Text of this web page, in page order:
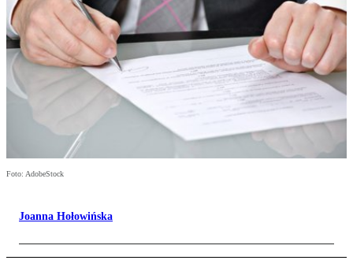
Foto: AdobeStock
Joanna Hołowińska